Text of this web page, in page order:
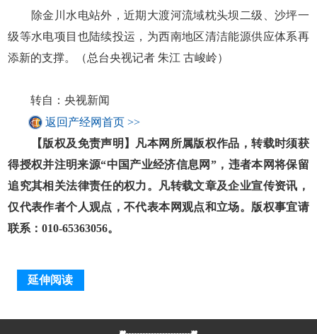
除金川水电站外，近期大渡河流域枕头坝二级、沙坪一
级等水电项目也陆续投运，为西南地区清洁能源供应体系再
添新的支撑。（总台央视记者 朱江 古峻岭）
转自：央视新闻
返回产经网首页 >>
【版权及免责声明】凡本网所属版权作品，转载时须获
得授权并注明来源“中国产业经济信息网”，违者本网将保留
追究其相关法律责任的权力。凡转载文章及企业宣传资讯，
仅代表作者个人观点，不代表本网观点和立场。版权事宜请
联系：010-65363056。
延伸阅读